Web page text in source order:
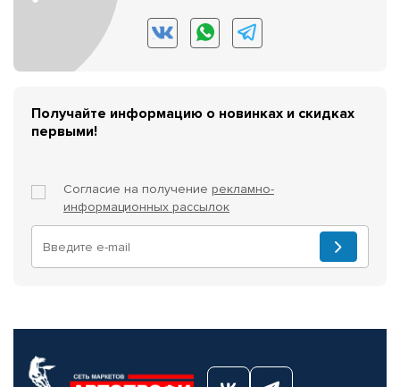
Получайте информацию о новинках и скидках
первыми!
Согласие на получение рекламно-
информационных рассылок